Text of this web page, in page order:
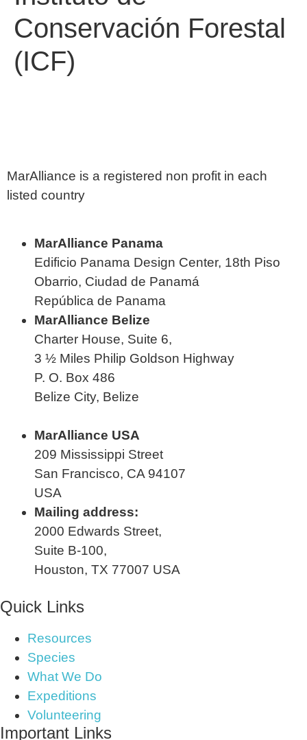
Conservación Forestal
(ICF)
MarAlliance is a registered non profit in each
listed country
MarAlliance Panama
Edificio Panama Design Center, 18th Piso
Obarrio, Ciudad de Panamá
República de Panama
MarAlliance Belize
Charter House, Suite 6,
3 ½ Miles Philip Goldson Highway
P. O. Box 486
Belize City, Belize
MarAlliance USA
209 Mississippi Street
San Francisco, CA 94107
USA
Mailing address:
2000 Edwards Street,
Suite B-100,
Houston, TX 77007 USA
Quick Links
Resources
Species
What We Do
Expeditions
Volunteering
Important Links